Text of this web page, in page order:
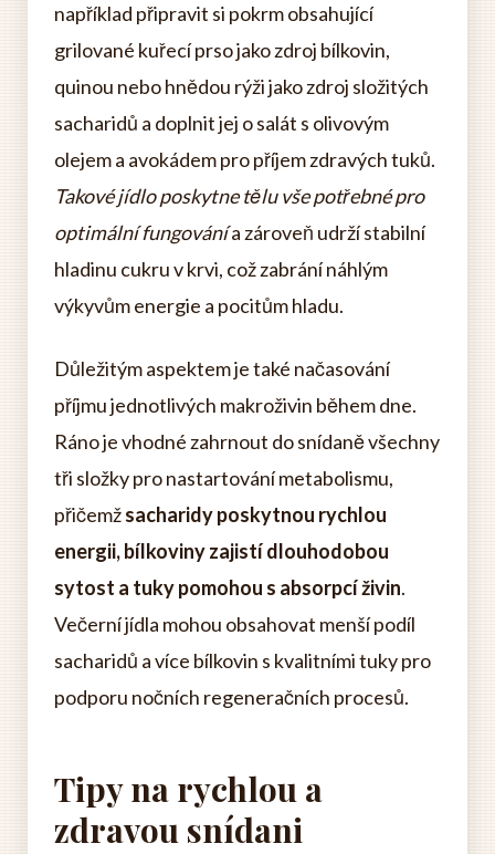
například připravit si pokrm obsahující
grilované kuřecí prso jako zdroj bílkovin,
quinou nebo hnědou rýži jako zdroj složitých
sacharidů a doplnit jej o salát s olivovým
olejem a avokádem pro příjem zdravých tuků.
Takové jídlo poskytne tělu vše potřebné pro
optimální fungovánía zároveň udrží stabilní
hladinu cukru v krvi, což zabrání náhlým
výkyvům energie a pocitům hladu.
Důležitým aspektem je také načasování
příjmu jednotlivých makroživin během dne.
Ráno je vhodné zahrnout do snídaně všechny
tři složky pro nastartování metabolismu,
přičemžsacharidy poskytnou rychlou
energii, bílkoviny zajistí dlouhodobou
sytost a tuky pomohou s absorpcí živin.
Večerní jídla mohou obsahovat menší podíl
sacharidů a více bílkovin s kvalitními tuky pro
podporu nočních regeneračních procesů.
Tipy na rychlou a
zdravou snídani